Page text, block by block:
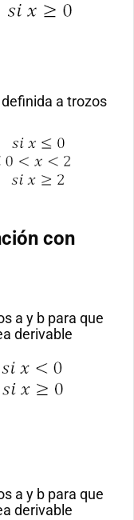
a trozos
con
a y b para que
derivable
a y b para que
derivable